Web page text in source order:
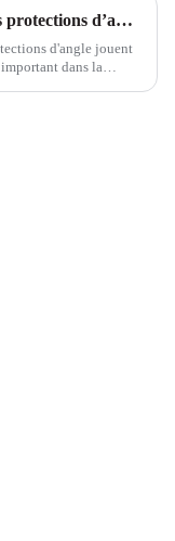
Où les protections d’angle sont-elles nécessaires ? Découvrez les cornières en plastique PVC en forme de L Leguwe
d'angle jouent
dans la